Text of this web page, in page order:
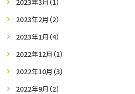
2023年3月 （1）
2023年2月 （2）
2023年1月 （4）
2022年12月 （1）
2022年10月 （3）
2022年9月 （2）